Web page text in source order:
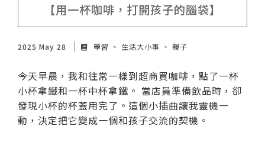
【用一杯咖啡，打開孩子的腦袋】
2025 May 28 學習 生活大小事 親子
今天早晨，我和往常一樣到超商買咖啡，點了一杯
小杯拿鐵和一杯中杯拿鐵。 當店員準備飲品時，卻
發現小杯的杯蓋用完了。這個小插曲讓我靈機一
動，決定把它變成一個和孩子交流的契機。